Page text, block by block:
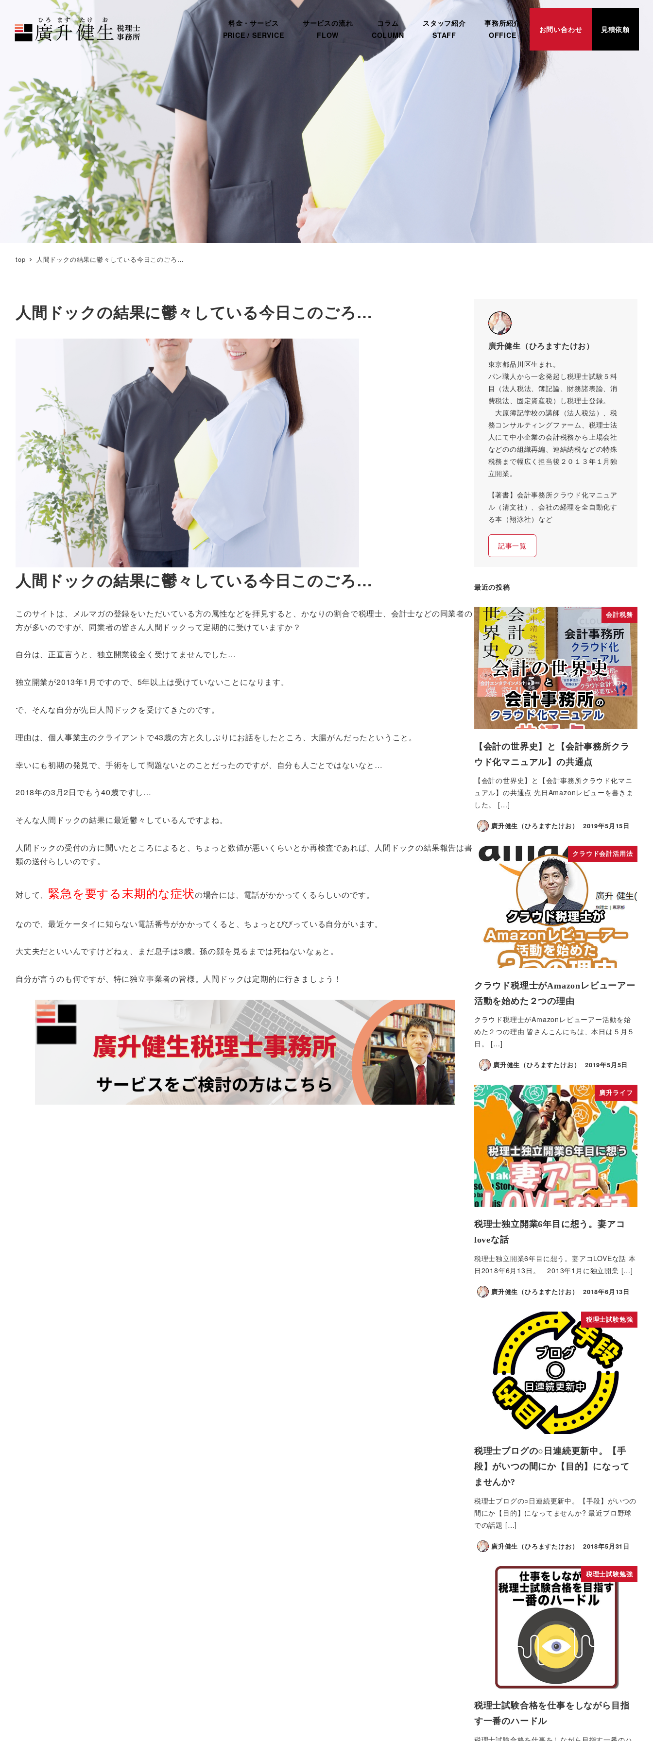
料金・サービス
PRICE / SERVICE
サービスの流れ
FLOW
コラム
COLUMN
スタッフ紹介
STAFF
事務所紹介
OFFICE
お問い合わせ 見積依頼
top 人間ドックの結果に鬱々している今日このごろ…
人間ドックの結果に鬱々している今日このごろ…
人間ドックの結果に鬱々している今日このごろ…
このサイトは、メルマガの登録をいただいている方の属性などを拝見すると、かなりの割合で税理士、会計士などの同業者の
方が多いのですが、同業者の皆さん人間ドックって定期的に受けていますか？
自分は、正直言うと、独立開業後全く受けてませんでした…
独立開業が2013年1月ですので、5年以上は受けていないことになります。
で、そんな自分が先日人間ドックを受けてきたのです。
理由は、個人事業主のクライアントで43歳の方と久しぶりにお話をしたところ、大腸がんだったということ。
幸いにも初期の発見で、手術をして問題ないとのことだったのですが、自分も人ごとではないなと…
2018年の3月2日でもう40歳ですし…
そんな人間ドックの結果に最近鬱々しているんですよね。
人間ドックの受付の方に聞いたところによると、ちょっと数値が悪いくらいとか再検査であれば、人間ドックの結果報告は書
類の送付らしいのです。
対して、 緊急を要する末期的な症状の場合には、電話がかかってくるらしいのです。
なので、最近ケータイに知らない電話番号がかかってくると、ちょっとびびっている自分がいます。
大丈夫だといいんですけどねぇ、まだ息子は3歳。孫の顔を見るまでは死ねないなぁと。
自分が言うのも何ですが、特に独立事業者の皆様。人間ドックは定期的に行きましょう！
廣升健生（ひろますたけお）
東京都品川区生まれ。
パン職人から一念発起し税理士試験５科
目（法人税法、簿記論、財務諸表論、消
費税法、固定資産税）し税理士登録。
大原簿記学校の講師（法人税法）、税
務コンサルティングファーム、税理士法
人にて中小企業の会計税務から上場会社
などのの組織再編、連結納税などの特殊
税務まで幅広く担当後２０１３年１月独
立開業。
【著書】会計事務所クラウド化マニュア
ル（清文社）、会社の経理を全自動化す
る本（翔泳社）など
記事一覧
最近の投稿
会計税務
【会計の世界史】と【会計事務所クラ
ウド化マニュアル】の共通点
【会計の世界史】と【会計事務所クラウド化マニ
ュアル】の共通点 先日Amazonレビューを書きま
した。 […]
廣升健生（ひろますたけお） 2019年5月15日
クラウド会計活用法
クラウド税理士がAmazonレビューアー
活動を始めた２つの理由
クラウド税理士がAmazonレビューアー活動を始
めた２つの理由 皆さんこんにちは、本日は５月５
日。 […]
廣升健生（ひろますたけお） 2019年5月5日
廣升ライフ
税理士独立開業6年目に想う。妻アコ
loveな話
税理士独立開業6年目に想う。妻アコLOVEな話 本
日2018年6月13日。 2013年1月に独立開業 […]
廣升健生（ひろますたけお） 2018年6月13日
税理士試験勉強
税理士ブログの○日連続更新中。【手
段】がいつの間にか【目的】になって
ませんか?
税理士ブログの○日連続更新中。【手段】がいつの
間にか【目的】になってませんか? 最近プロ野球
での話題 […]
廣升健生（ひろますたけお） 2018年5月31日
税理士試験勉強
税理士試験合格を仕事をしながら目指
す一番のハードル